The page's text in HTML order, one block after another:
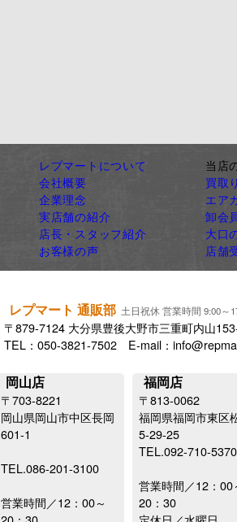
レプマートについて
会社概要
企業理念
実店舗の紹介
店長・スタッフ紹介
お客様の声
当店
買取
エア
卸会
大口
店舗
レプマート 通販部 土日祝休 営業時間 9:00～
〒879-7124 大分県豊後大野市三重町内山
TEL：050-3821-7502 E-mail：
岡山店
〒703-8221
岡山県岡山市中区長岡
601-1
TEL.086-201-3100
営業時間／12：00～
福岡店
〒813-0062
福岡県福岡市東区
5-29-25
TEL.092-710-5370
営業時間／12：00
20：30